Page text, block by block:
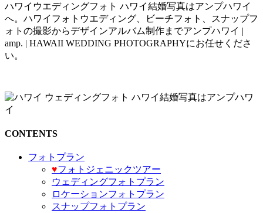
ハワイウエディングフォト ハワイ結婚写真はアンプハワイ
へ。ハワイフォトウエディング、ビーチフォト、スナップフ
ォトの撮影からデザインアルバム制作までアンプハワイ |
amp. | HAWAII WEDDING PHOTOGRAPHYにお任せくださ
い。
CONTENTS
フォトプラン
♥️フォトジェニックツアー
ウェディングフォトプラン
ロケーションフォトプラン
スナップフォトプラン